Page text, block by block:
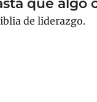
que algo
de liderazgo.